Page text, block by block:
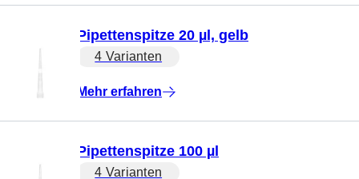
Pipettenspitze 20 µl, gelb
4 Varianten
Mehr erfahren
Pipettenspitze 100 µl
4 Varianten